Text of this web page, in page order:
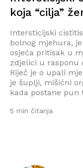
koja “cilja”
Intersticijski
bolnog mjehura,
osjeća pritisak u
zdjelici u rasponu
Riječ je o upali
je šuplji, mišićni
kada postane
5 min čitanja